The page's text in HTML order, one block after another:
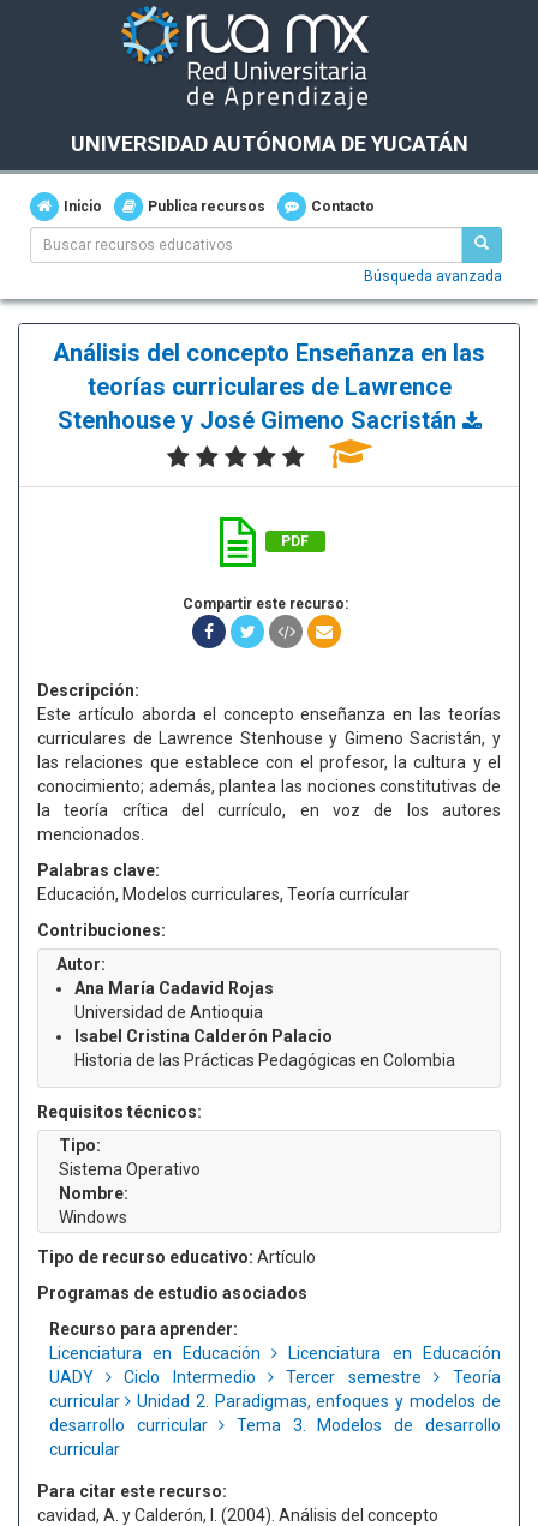
UNIVERSIDAD AUTÓNOMA DE YUCATÁN
Inicio Publica recursos Contacto
Búsqueda avanzada
Análisis del concepto Enseñanza en las
teorías curriculares de Lawrence
Stenhouse y José Gimeno Sacristán
PDF
Compartir este recurso:
Descripción:
Este artículo aborda el concepto enseñanza en las teorías
curriculares de Lawrence Stenhouse y Gimeno Sacristán, y
las relaciones que establece con el profesor, la cultura y el
conocimiento; además, plantea las nociones constitutivas de
la teoría crítica del currículo, en voz de los autores
mencionados.
Palabras clave:
Educación, Modelos curriculares, Teoría currícular
Contribuciones:
Autor:
Ana María Cadavid Rojas
Universidad de Antioquia
Isabel Cristina Calderón Palacio
Historia de las Prácticas Pedagógicas en Colombia
Requisitos técnicos:
Tipo:
Sistema Operativo
Nombre:
Windows
Tipo de recurso educativo: Artículo
Programas de estudio asociados
Recurso para aprender:
Licenciatura en Educación
Licenciatura en Educación
UADY
Ciclo Intermedio Tercer semestre
Teoría
curricular
Unidad 2. Paradigmas, enfoques y modelos de
desarrollo curricular
Tema 3. Modelos de desarrollo
curricular
Para citar este recurso:
cavidad, A. y Calderón, I. (2004). Análisis del concepto